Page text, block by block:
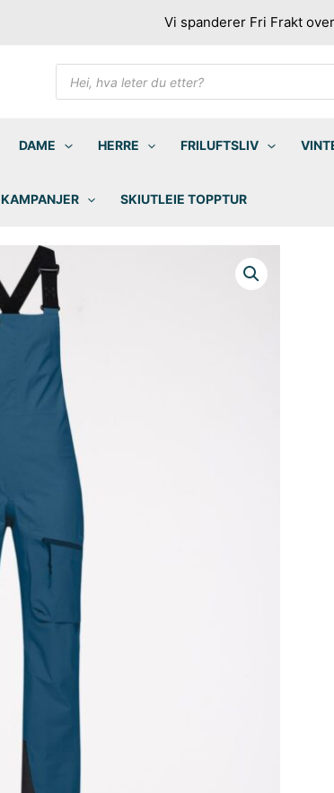
Vi spanderer Fri Frakt
Products
search
DAME HERRE FRILUFTSLIV
KAMPANJER SKIUTLEIE TOPPTUR